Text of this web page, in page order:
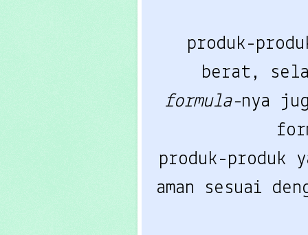
produk-
berat,
formula-nya
produk-produk
aman sesuai